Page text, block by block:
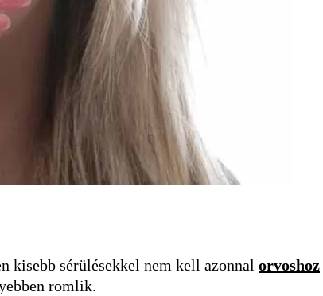
kisebb sérülésekkel nem kell azonnal orvoshoz
romlik.